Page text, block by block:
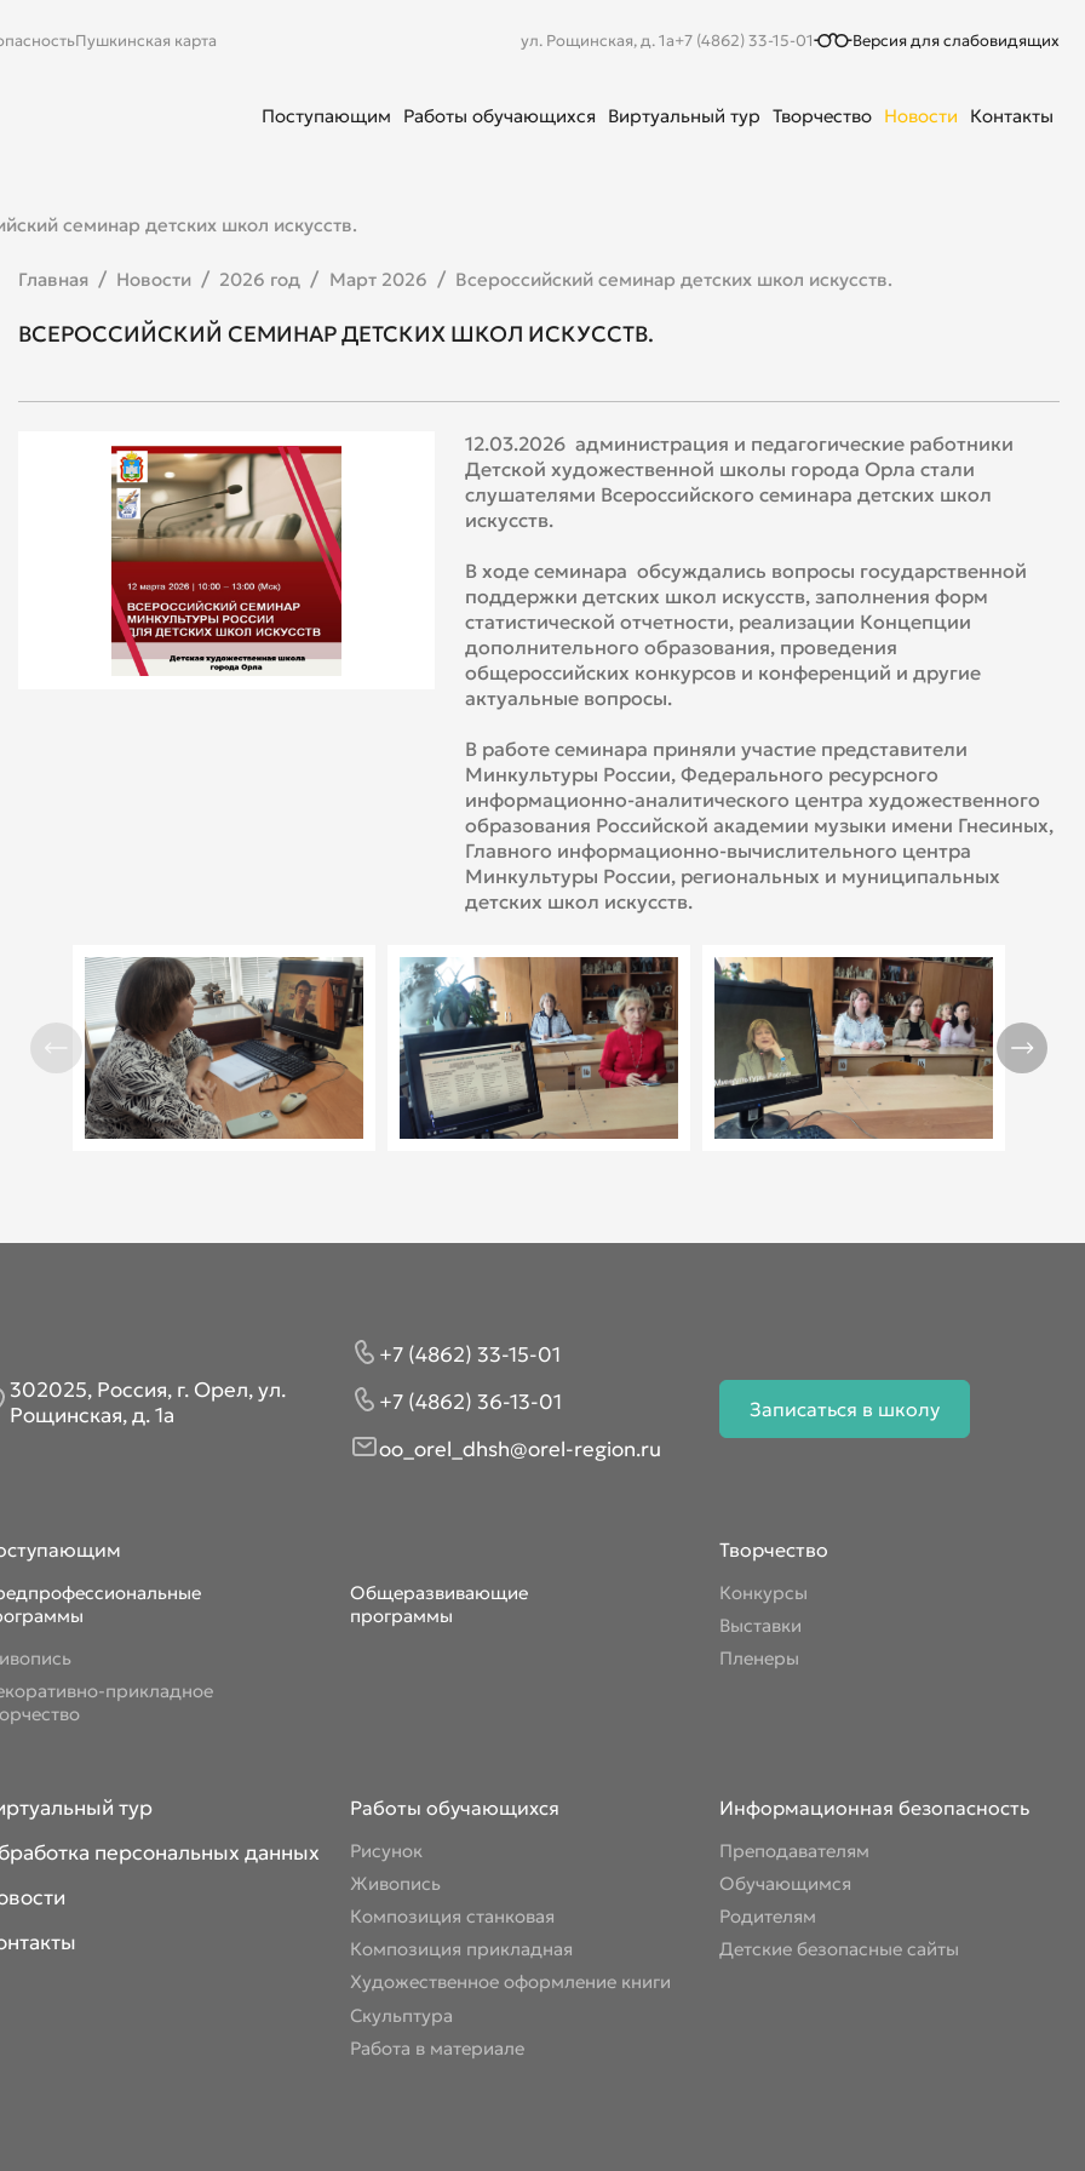
Пушкинская карта ул. Рощинская, д. 1а+7 (4862) 33-15-01 Версия для слабовидящих
Поступающим Работы обучающихся Виртуальный тур Творчество Новости Контакты
семинар детских школ искусств.
Главная Новости 2026 год Март 2026 Всероссийский семинар детских школ искусств.
ВСЕРОССИЙСКИЙ СЕМИНАР ДЕТСКИХ ШКОЛ ИСКУССТВ.
12.03.2026 администрация и педагогические работники
Детской художественной школы города Орла стали
слушателями Всероссийского семинара детских школ
искусств.
В ходе семинара обсуждались вопросы государственной
поддержки детских школ искусств, заполнения форм
статистической отчетности, реализации Концепции
дополнительного образования, проведения
общероссийских конкурсов и конференций и другие
актуальные вопросы.
В работе семинара приняли участие представители
Минкультуры России, Федерального ресурсного
информационно-аналитического центра художественного
образования Российской академии музыки имени Гнесиных,
Главного информационно-вычислительного центра
Минкультуры России, региональных и муниципальных
детских школ искусств.
302025, Россия, г. Орел, ул.
Рощинская, д. 1а
+7 (4862) 33-15-01
+7 (4862) 36-13-01
oo_orel_dhsh@orel-region.ru
Записаться в школу
прикладное
Общеразвивающие
программы
Творчество
Конкурсы
Выставки
Пленеры
тур
персональных данных
Работы обучающихся
Рисунок
Живопись
Композиция станковая
Композиция прикладная
Художественное оформление книги
Скульптура
Работа в материале
Информационная безопасность
Преподавателям
Обучающимся
Родителям
Детские безопасные сайты